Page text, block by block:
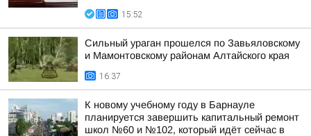
15:52
Сильный ураган прошелся по Завьяловскому
и Мамонтовскому районам Алтайского края
16:37
К новому учебному году в Барнауле
планируется завершить капитальный ремонт
школ №60 и №102, который идёт сейчас в